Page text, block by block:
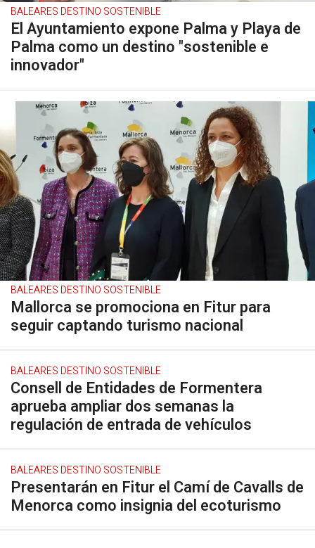
BALEARES DESTINO SOSTENIBLE
El Ayuntamiento expone Palma y Playa de
Palma como un destino "sostenible e
innovador"
BALEARES DESTINO SOSTENIBLE
Mallorca se promociona en Fitur para
seguir captando turismo nacional
BALEARES DESTINO SOSTENIBLE
Consell de Entidades de Formentera
aprueba ampliar dos semanas la
regulación de entrada de vehículos
BALEARES DESTINO SOSTENIBLE
Presentarán en Fitur el Camí de Cavalls de
Menorca como insignia del ecoturismo